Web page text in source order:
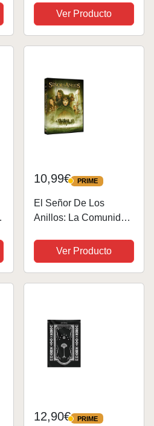
Señor de los Anillos
13x18 cm - Bloc de
notas | Libreta hojas
Ver Producto
10,99€ PRIME
PRIME
El Señor De Los
Anillos: La Comunidad
Cinematográfica)
[DVD]
Ver Producto
12,90€ PRIME
PRIME